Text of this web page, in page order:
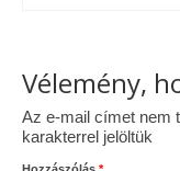
Vélemény,
Az e-mail címet nem
karakterrel jelöltük